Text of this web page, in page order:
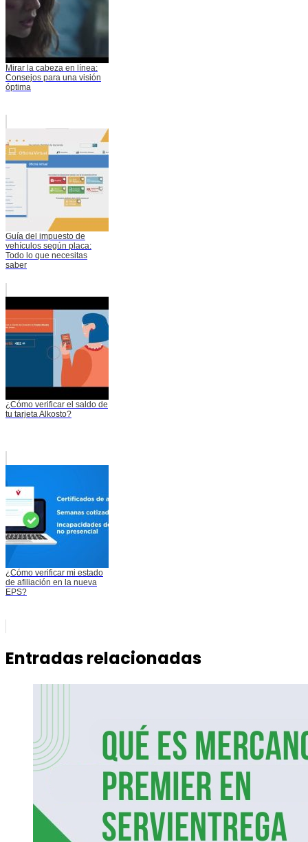
Mirar la cabeza en línea:
Consejos para una visión
óptima
Guía del impuesto de
vehículos según placa:
Todo lo que necesitas
saber
¿Cómo verificar el saldo de
tu tarjeta Alkosto?
¿Cómo verificar mi estado
de afiliación en la nueva
EPS?
Entradas relacionadas